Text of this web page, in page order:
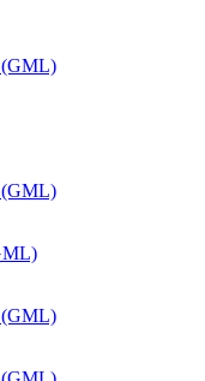
(GML)
(GML)
(GML)